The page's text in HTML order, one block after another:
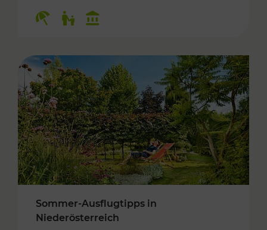
Sommer-Ausflugtipps in
Niederösterreich